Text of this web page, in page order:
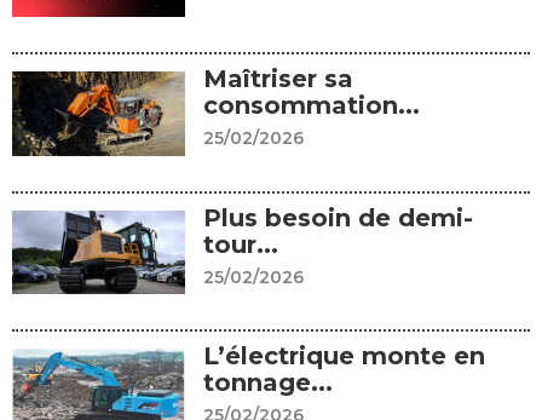
Maîtriser sa
consommation...
25/02/2026
Plus besoin de demi-
tour...
25/02/2026
L’électrique monte en
tonnage...
25/02/2026